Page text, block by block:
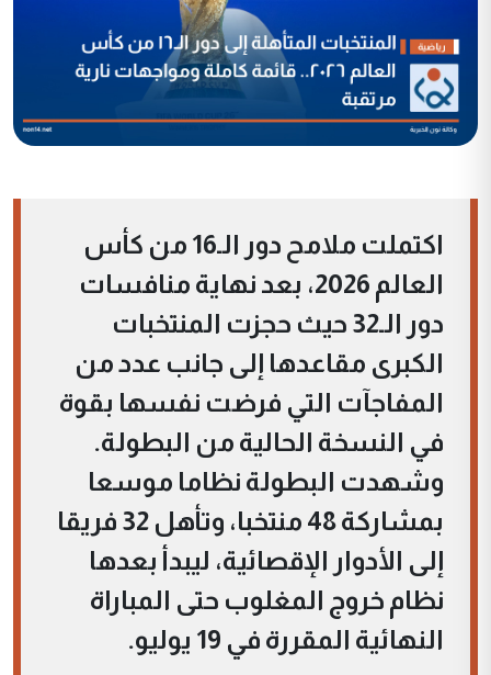
اكتملت ملامح دور الـ16 من كأس
العالم 2026، بعد نهاية منافسات
دور الـ32 حيث حجزت المنتخبات
الكبرى مقاعدها إلى جانب عدد من
المفاجآت التي فرضت نفسها بقوة
في النسخة الحالية من البطولة.
وشهدت البطولة نظاما موسعا
بمشاركة 48 منتخبا، وتأهل 32 فريقا
إلى الأدوار الإقصائية، ليبدأ بعدها
نظام خروج المغلوب حتى المباراة
النهائية المقررة في 19 يوليو.